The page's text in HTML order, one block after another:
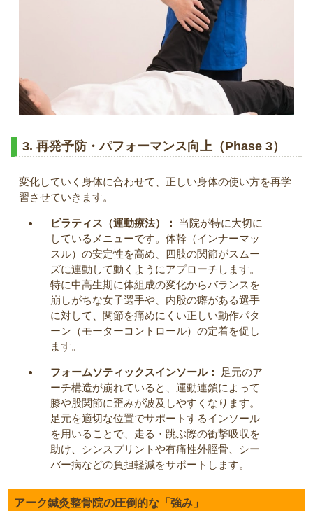
3. 再発予防・パフォーマンス向上（Phase 3）
変化していく身体に合わせて、正しい身体の使い方を再学
習させていきます。
ピラティス（運動療法）：
当院が特に大切に
しているメニューです。体幹（インナーマッ
スル）の安定性を高め、四肢の関節がスムー
ズに連動して動くようにアプローチします。
特に中高生期に体組成の変化からバランスを
崩しがちな女子選手や、内股の癖がある選手
に対して、関節を痛めにくい正しい動作パタ
ーン（モーターコントロール）の定着を促し
ます。
フォームソティックスインソール：
足元のア
ーチ構造が崩れていると、運動連鎖によって
膝や股関節に歪みが波及しやすくなります。
足元を適切な位置でサポートするインソール
を用いることで、走る・跳ぶ際の衝撃吸収を
助け、シンスプリントや有痛性外脛骨、シー
バー病などの負担軽減をサポートします。
アーク鍼灸整骨院の圧倒的な「強み」